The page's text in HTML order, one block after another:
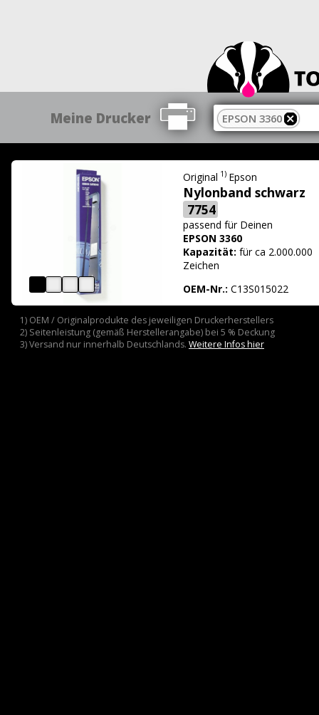
Meine Drucker EPSON 3360
Original 1) Epson
Nylonband schwarz
7754
passend für Deinen
EPSON 3360
Kapazität: für ca 2.000.000
Zeichen
OEM-Nr.: C13S015022
1) OEM / Originalprodukte des jeweiligen Druckerherstellers
2) Seitenleistung (gemäß Herstellerangabe) bei 5 % Deckung
3) Versand nur innerhalb Deutschlands. Weitere Infos hier